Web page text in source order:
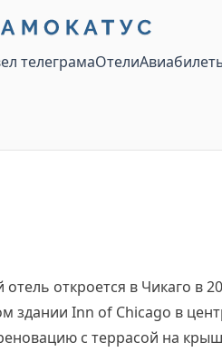
телеграмаОтели
откроется в Чикаго в
здании Inn of Chicago в
с террасой на